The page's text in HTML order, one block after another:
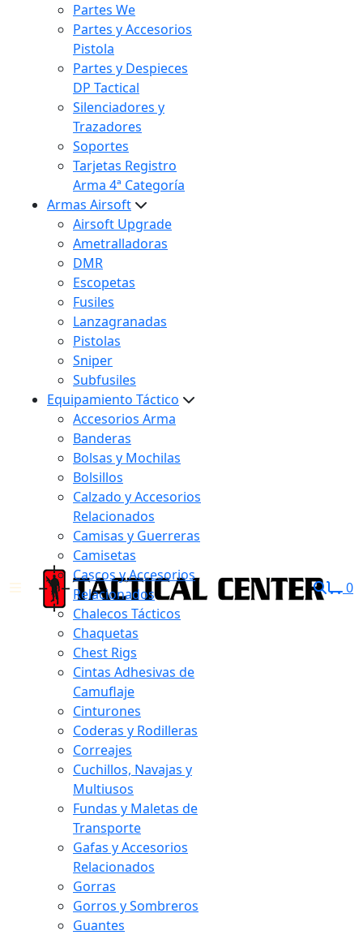
Partes We
Partes y Accesorios
Pistola
Partes y Despieces
DP Tactical
Silenciadores y
Trazadores
Soportes
Tarjetas Registro
Arma 4ª Categoría
Armas Airsoft
Airsoft Upgrade
Ametralladoras
DMR
Escopetas
Fusiles
Lanzagranadas
Pistolas
Sniper
Subfusiles
Equipamiento Táctico
Accesorios Arma
Banderas
Bolsas y Mochilas
Bolsillos
Calzado y Accesorios
Relacionados
Camisas y Guerreras
Camisetas
Cascos y Accesorios
Relacionados
Chalecos Tácticos
Chaquetas
Chest Rigs
Cintas Adhesivas de
Camuflaje
Cinturones
Coderas y Rodilleras
Correajes
Cuchillos, Navajas y
Multiusos
Fundas y Maletas de
Transporte
Gafas y Accesorios
Relacionados
Gorras
Gorros y Sombreros
Guantes
0